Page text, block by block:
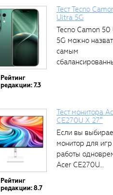
Рейтинг
редакции: 7.3
Тест Tecno
Ultra 5G
Tecno Camon
5G можно
самым
Рейтинг
редакции: 8.7
Тест монитора
CE270U X 27″
Если вы
монитор для
работы
Acer CE270U...